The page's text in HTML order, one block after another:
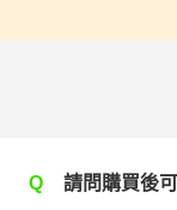
Q 請問購買後